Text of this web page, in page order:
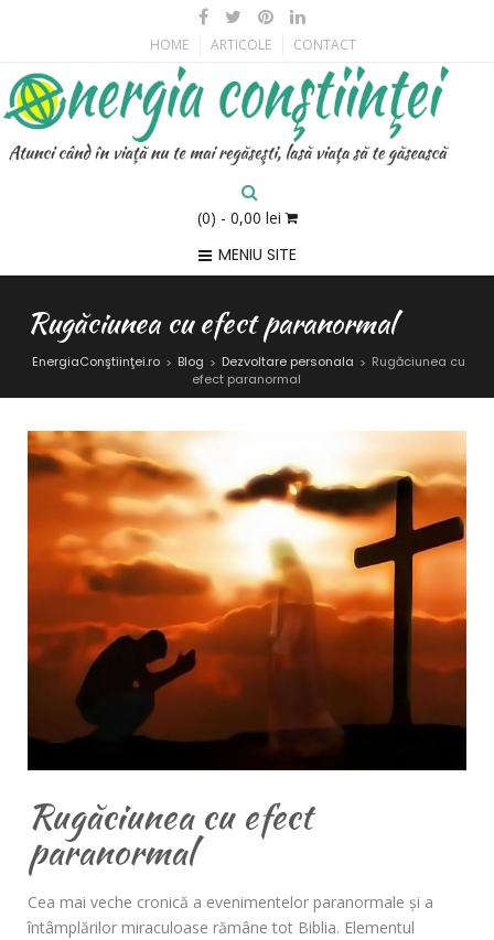
HOME ARTICOLE CONTACT
(0) - 0,00 lei
MENIU SITE
Rugăciunea cu efect paranormal
EnergiaConştiinţei.ro > Blog > Dezvoltare personala > Rugăciunea cu
efect paranormal
Rugăciunea cu efect
paranormal
Cea mai veche cronică a evenimentelor paranormale şi a
întâmplărilor miraculoase rămâne tot Biblia. Elementul